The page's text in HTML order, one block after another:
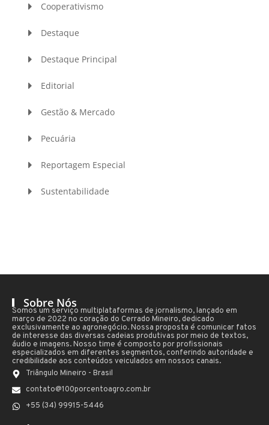
Cooperativismo
Destaque
Destaque Principal
Editorial
Gestão & Mercado
Pecuária
Reportagem Especial
Sustentabilidade
Sobre Nós
Somos um serviço multiplataformas de jornalismo, lançado em
março de 2022 no coração do Cerrado Mineiro, dedicado
exclusivamente ao agronegócio. Nossa proposta é comunicar fatos
de interesse das diversas cadeias produtivas por meio de textos,
áudio e imagens. Nosso time é composto por profissionais
especializados em diferentes segmentos, conferindo autoridade e
credibilidade aos conteúdos veiculados em nossos canais.
Triângulo Mineiro - Brasil
contato@100porcentoagro.com.br
+55 (34) 99915-5446